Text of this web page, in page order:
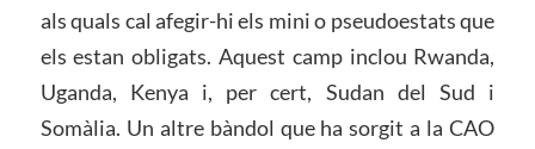
als quals cal afegir-hi els mini o pseudoestats que
els estan obligats. Aquest camp inclou Rwanda,
Uganda, Kenya i, per cert, Sudan del Sud i
Somàlia. Un altre bàndol que ha sorgit a la CAO